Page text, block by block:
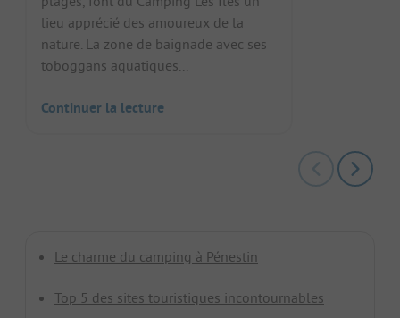
lieu apprécié des amoureux de la
nature. La zone de baignade avec ses
toboggans aquatiques...
Continuer la lecture
Le charme du camping à Pénestin
Top 5 des sites touristiques incontournables